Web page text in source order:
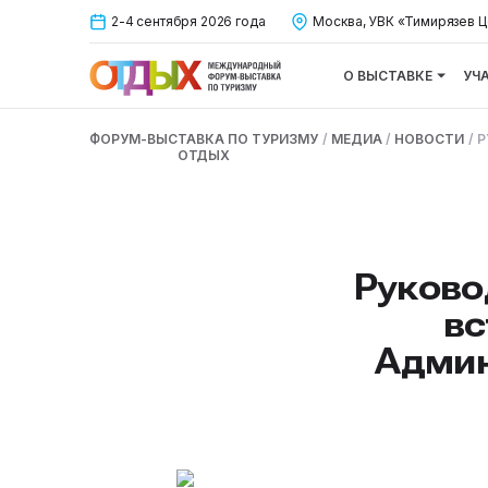
О ВЫСТАВКЕ
2-4 сентября 2026 года Москва, УВК «Тимирязев
ФОРУМ-ВЫСТАВКА ПО ТУРИЗМУ
ОТДЫХ
/ МЕДИА/ НОВОСТИ /